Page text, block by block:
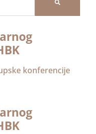
konferencije